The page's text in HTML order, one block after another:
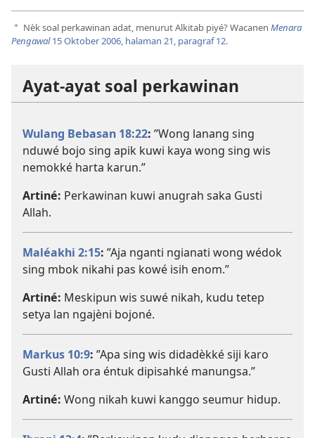
a Nèk soal perkawinan adat, menurut Alkitab piyé? Wacanen Menara
Pengawal15 Oktober 2006, halaman 21, paragraf 12.
Ayat-ayat soal perkawinan
Wulang Bebasan 18:22: ”Wong lanang sing
nduwé bojo sing apik kuwi kaya wong sing wis
nemokké harta karun.”
Artiné: Perkawinan kuwi anugrah saka Gusti
Allah.
Maléakhi 2:15: ”Aja nganti ngianati wong wédok
sing mbok nikahi pas kowé isih enom.”
Artiné: Meskipun wis suwé nikah, kudu tetep
setya lan ngajèni bojoné.
Markus 10:9: ”Apa sing wis didadèkké siji karo
Gusti Allah ora éntuk dipisahké manungsa.”
Artiné: Wong nikah kuwi kanggo seumur hidup.